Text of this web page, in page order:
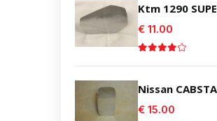
Ktm 1290
€ 11.00
Nissan
€ 15.00